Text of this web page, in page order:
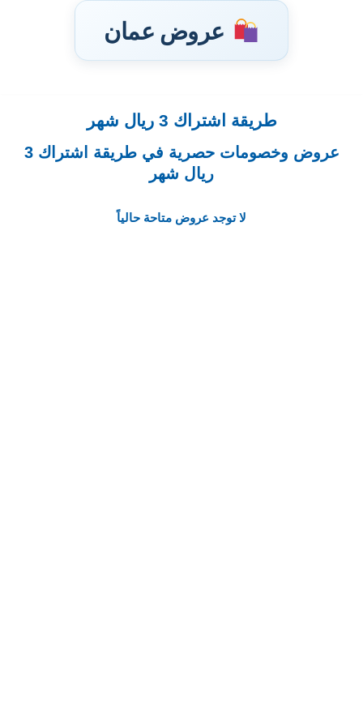
عروض عمان
إلى
طريقة اشتراك 3 ريال شهر
عروض وخصومات حصرية في طريقة اشتراك 3
ريال شهر
لا توجد عروض متاحة حالياً